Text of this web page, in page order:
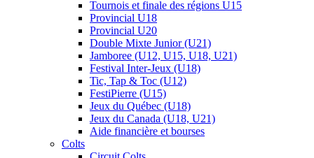
Tournois et finale des régions U15
Provincial U18
Provincial U20
Double Mixte Junior (U21)
Jamboree (U12, U15, U18, U21)
Festival Inter-Jeux (U18)
Tic, Tap & Toc (U12)
FestiPierre (U15)
Jeux du Québec (U18)
Jeux du Canada (U18, U21)
Aide financière et bourses
Colts